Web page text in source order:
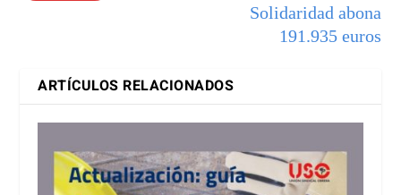
Solidaridad abona
191.935 euros
ARTÍCULOS RELACIONADOS